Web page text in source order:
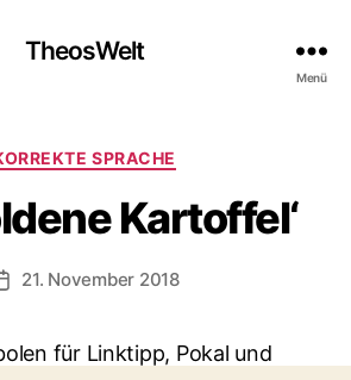
TheosWelt
Menü
Kategorien
SPRACHE
Kartoffel‘
21. November 2018